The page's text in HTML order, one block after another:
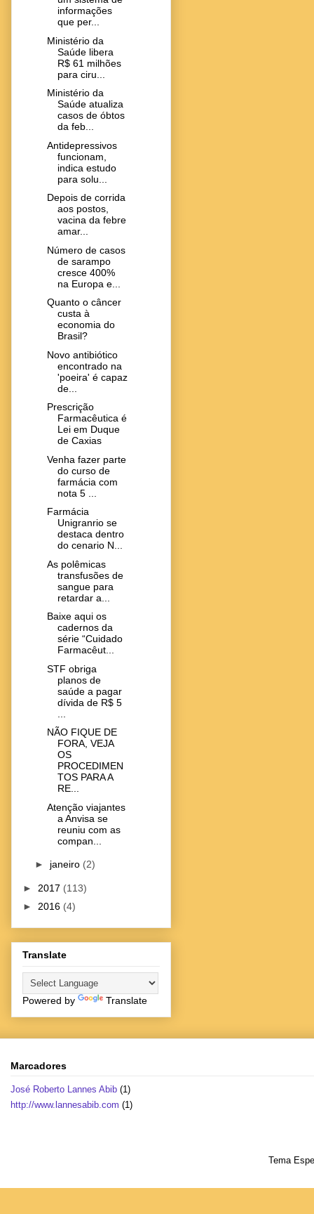
informações
que per...
Ministério da
Saúde libera
R$ 61 milhões
para ciru...
Ministério da
Saúde atualiza
casos de óbtos
da feb...
Antidepressivos
funcionam,
indica estudo
para solu...
Depois de corrida
aos postos,
vacina da febre
amar...
Número de casos
de sarampo
cresce 400%
na Europa e...
Quanto o câncer
custa à
economia do
Brasil?
Novo antibiótico
encontrado na
'poeira' é capaz
de...
Prescrição
Farmacêutica é
Lei em Duque
de Caxias
Venha fazer parte
do curso de
farmácia com
nota 5 ...
Farmácia
Unigranrio se
destaca dentro
do cenario N...
As polêmicas
transfusões de
sangue para
retardar a...
Baixe aqui os
cadernos da
série “Cuidado
Farmacêut...
STF obriga
planos de
saúde a pagar
dívida de R$ 5
NÃO FIQUE DE
FORA, VEJA
OS
PROCEDIMEN
TOS PARA A
RE...
Atenção viajantes
a Anvisa se
reuniu com as
compan...
► janeiro (2)
► 2017 (113)
► 2016 (4)
Translate
Powered by Translate
Marcadores
José Roberto Lannes Abib (1)
http://www.lannesabib.com (1)
Tema